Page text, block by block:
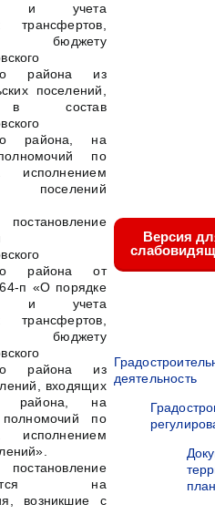
и учета
трансфертов,
бюджету
района из
поселений,
в состав
района, на
по
исполнением
района от
п «О порядке
и учета
трансфертов,
бюджету
района из
входящих
на
по
исполнением
на
возникшие с
Версия
деятельность